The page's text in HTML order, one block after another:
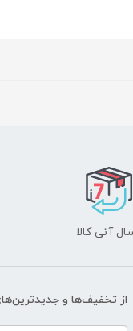
آنی کالا
از تخفیف‌ها و